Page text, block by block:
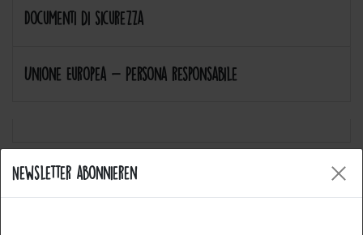
Newsletter abonnieren
Documenti di sicurezza
Unione Europea - Persona responsabile